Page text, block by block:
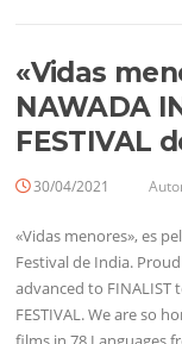
«Vidas
NAWADA
FESTIVAL
30/04/2021
«Vidas menores», es
Festival de India.
advanced to FINALIST
FESTIVAL. We are so